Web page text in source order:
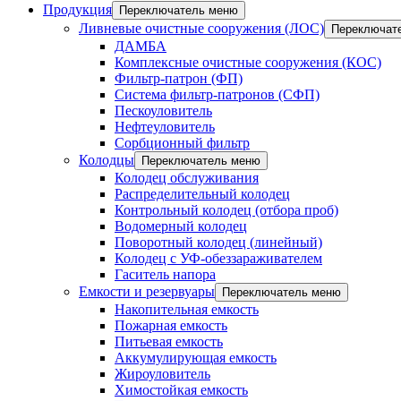
Продукция
Переключатель меню
Ливневые очистные сооружения (ЛОС)
ДАМБА
Комплексные очистные сооружения (КОС)
Фильтр-патрон (ФП)
Система фильтр-патронов (СФП)
Пескоуловитель
Нефтеуловитель
Сорбционный фильтр
Колодцы
Переключатель меню
Колодец обслуживания
Распределительный колодец
Контрольный колодец (отбора проб)
Водомерный колодец
Поворотный колодец (линейный)
Колодец с УФ-обеззараживателем
Гаситель напора
Емкости и резервуары
Переключатель меню
Накопительная емкость
Пожарная емкость
Питьевая емкость
Аккумулирующая емкость
Жироуловитель
Химостойкая емкость